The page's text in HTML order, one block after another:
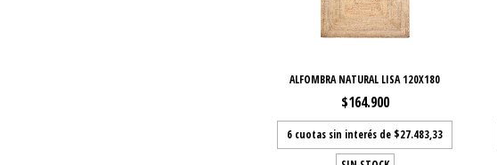
ALFOMBRA NATURAL LISA 120X180
$164.900
6 cuotas sin interés de $27.483,33